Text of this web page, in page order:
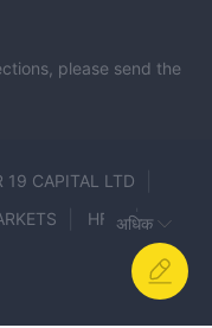
please send the
19 CAPITAL LTD
HFMअधिक